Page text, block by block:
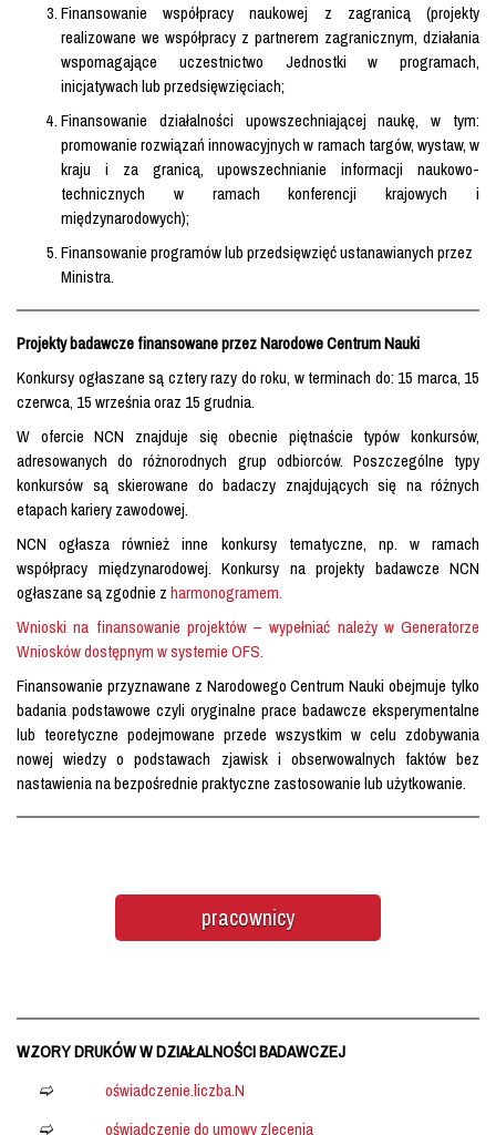
Finansowanie współpracy naukowej z zagranicą (projekty
realizowane we współpracy z partnerem zagranicznym, działania
wspomagające uczestnictwo Jednostki w programach,
inicjatywach lub przedsięwzięciach;
Finansowanie działalności upowszechniającej naukę, w tym:
promowanie rozwiązań innowacyjnych w ramach targów, wystaw, w
kraju i za granicą, upowszechnianie informacji naukowo-
technicznych w ramach konferencji krajowych i
międzynarodowych);
Finansowanie programów lub przedsięwzięć ustanawianych przez
Ministra.
Projekty badawcze finansowane przez Narodowe Centrum Nauki
Konkursy ogłaszane są cztery razy do roku, w terminach do: 15 marca, 15
czerwca, 15 września oraz 15 grudnia.
W ofercie NCN znajduje się obecnie piętnaście typów konkursów,
adresowanych do różnorodnych grup odbiorców. Poszczególne typy
konkursów są skierowane do badaczy znajdujących się na różnych
etapach kariery zawodowej.
NCN ogłasza również inne konkursy tematyczne, np. w ramach
współpracy międzynarodowej. Konkursy na projekty badawcze NCN
ogłaszane są zgodnie zharmonogramem.
Wnioski na finansowanie projektów – wypełniać należy w Generatorze
Wniosków dostępnym w systemie OFS.
Finansowanie przyznawane z Narodowego Centrum Nauki obejmuje tylko
badania podstawowe czyli oryginalne prace badawcze eksperymentalne
lub teoretyczne podejmowane przede wszystkim w celu zdobywania
nowej wiedzy o podstawach zjawisk i obserwowalnych faktów bez
nastawienia na bezpośrednie praktyczne zastosowanie lub użytkowanie.
pracownicy
WZORY DRUKÓW W DZIAŁALNOŚCI BADAWCZEJ
oświadczenie.liczba.N
oświadczenie do umowy zlecenia